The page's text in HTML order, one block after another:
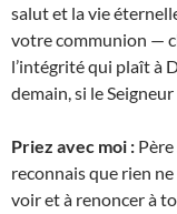
salut et la vie
votre communion —
l’intégrité qui plaît à
demain, si le
Priez avec moi :
reconnais que rien
voir et à renoncer à